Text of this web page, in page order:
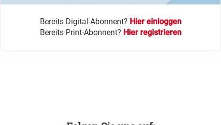
Bereits Digital-Abonnent? Hier einloggen
Bereits Print-Abonnent? Hier registrieren